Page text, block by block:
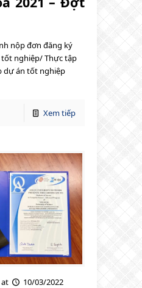
nộp đơn đăng ký
nghiệp/ Thực tập
dự án tốt nghiệp
Xem tiếp
at 10/03/2022